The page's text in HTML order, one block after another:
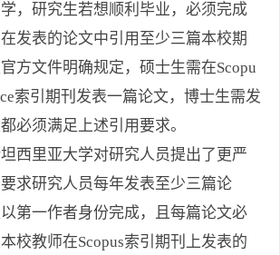
，研究生若想顺利毕业，必须完成
发表的论文中引用至少三篇本校期
方文件明确规定，硕士生需在Scopu
索引期刊发表一篇论文，博士生需发
必须满足上述引用要求。
西里亚大学对研究人员提出了更严
求研究人员每年发表至少三篇论
第一作者身份完成，且每篇论文必
校教师在Scopus索引期刊上发表的